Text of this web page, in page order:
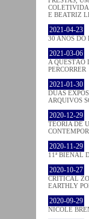
E BEATRIZ
2021-04-23
30 ANOS DO
2021-03-06
A QUESTÃO
PERCORRER
2021-01-30
DUAS
ARQUIVOS
2020-12-29
TEORIA DE
2020-11-29
11ª BIENAL
2020-10-27
CRITICAL
EARTHLY
2020-09-29
NICOLE